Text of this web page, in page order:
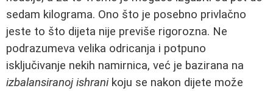
sedam kilograma. Ono što je posebno privlačno
jeste to što dijeta nije previše rigorozna. Ne
podrazumeva velika odricanja i potpuno
isključivanje nekih namirnica, već je bazirana na
izbalansiranoj ishranikoju se nakon dijete može